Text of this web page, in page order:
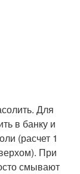
Для
в банку и
(расчет 1
При
смывают